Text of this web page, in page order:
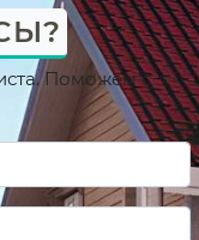
Поможем с